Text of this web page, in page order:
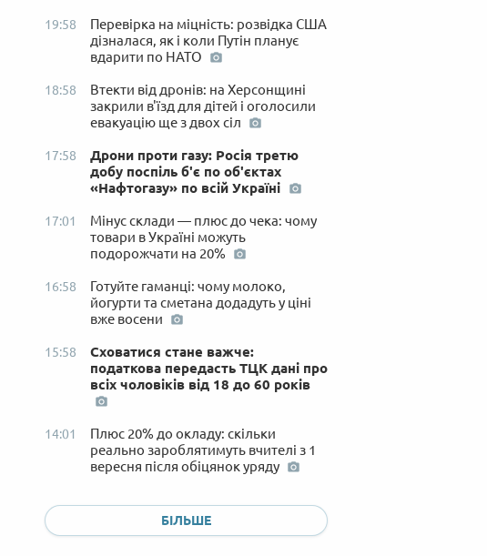
19:58
Перевірка на міцність: розвідка США
дізналася, як і коли Путін планує
вдарити по НАТО
18:58
Втекти від дронів: на Херсонщині
закрили в'їзд для дітей і оголосили
евакуацію ще з двох сіл
17:58
Дрони проти газу: Росія третю
добу поспіль б'є по об'єктах
«Нафтогазу» по всій Україні
17:01
Мінус склади — плюс до чека: чому
товари в Україні можуть
подорожчати на 20%
16:58
Готуйте гаманці: чому молоко,
йогурти та сметана додадуть у ціні
вже восени
15:58
Сховатися стане важче:
податкова передасть ТЦК дані про
всіх чоловіків від 18 до 60 років
14:01
Плюс 20% до окладу: скільки
реально зароблятимуть вчителі з 1
вересня після обіцянок уряду
Україна пережила масовану нічну
атаку і що дісталося Одесі
БІЛЬШЕ